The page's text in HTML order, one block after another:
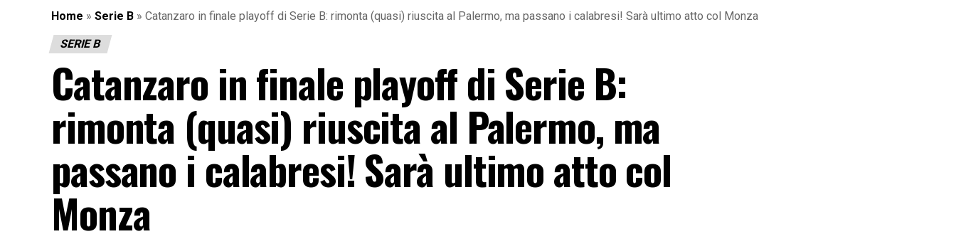
Home » Serie B » Catanzaro in finale playoff di Serie B: rimonta (quasi) riuscita al Palermo, ma passano i calabresi! Sarà ultimo atto col Monza
SERIE B
Catanzaro in finale playoff di Serie B:
rimonta (quasi) riuscita al Palermo, ma
passano i calabresi! Sarà ultimo atto col
Monza